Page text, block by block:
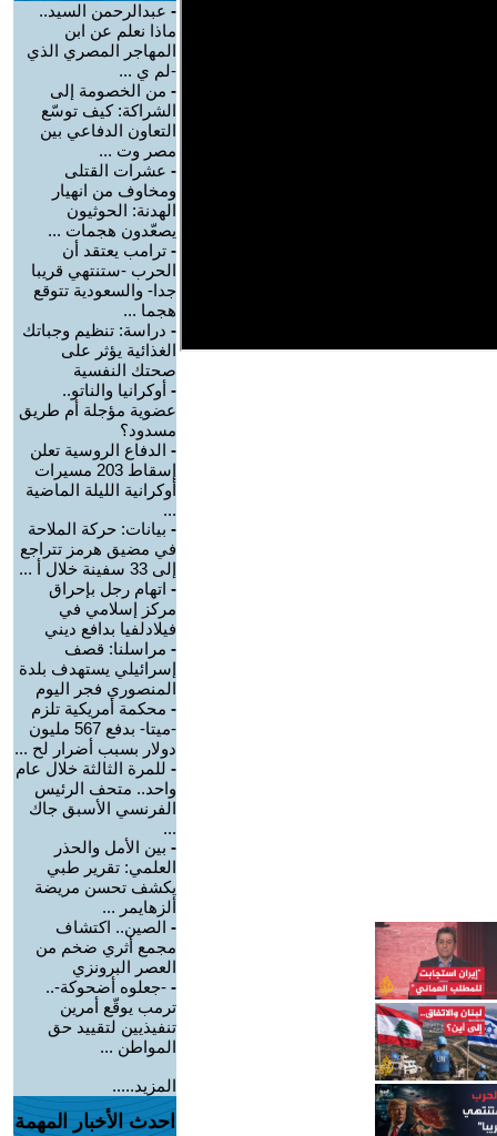
- عبدالرحمن السيد..
ماذا نعلم عن ابن
المهاجر المصري الذي
-لم ي ...
- من الخصومة إلى
الشراكة: كيف توسّع
التعاون الدفاعي بين
مصر وت ...
- عشرات القتلى
ومخاوف من انهيار
الهدنة: الحوثيون
يصعّدون هجمات ...
- ترامب يعتقد أن
الحرب -ستنتهي قريبا
جدا- والسعودية تتوقع
هجما ...
- دراسة: تنظيم وجباتك
الغذائية يؤثر على
صحتك النفسية
- أوكرانيا والناتو..
عضوية مؤجلة أم طريق
مسدود؟
- الدفاع الروسية تعلن
إسقاط 203 مسيرات
أوكرانية الليلة الماضية
...
- بيانات: حركة الملاحة
في مضيق هرمز تتراجع
إلى 33 سفينة خلال أ ...
- اتهام رجل بإحراق
مركز إسلامي في
فيلادلفيا بدافع ديني
- مراسلنا: قصف
إسرائيلي يستهدف بلدة
المنصوري فجر اليوم
- محكمة أمريكية تلزم
-ميتا- بدفع 567 مليون
دولار بسبب أضرار لح ...
- للمرة الثالثة خلال عام
واحد.. متحف الرئيس
الفرنسي الأسبق جاك
...
- بين الأمل والحذر
العلمي: تقرير طبي
يكشف تحسن مريضة
ألزهايمر ...
- الصين.. اكتشاف
مجمع أثري ضخم من
العصر البرونزي
- -جعلوه أضحوكة-..
ترمب يوقّع أمرين
تنفيذيين لتقييد حق
المواطن ...
المزيد.....
احدث الأخبار المهمة